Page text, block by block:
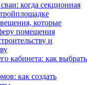
когда секционная
которые
помещения
и
кабинета: как выбрать
как создать